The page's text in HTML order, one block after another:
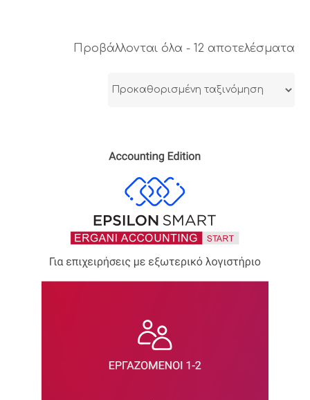
Προβάλλονται όλα - 12 αποτελέσματα